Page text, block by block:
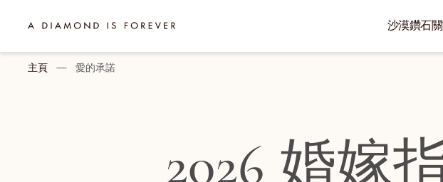
跳至內容
A Diamond is Forever - Traditional Chinese 沙漠鑽石
主頁 — 愛的承諾
2026 婚嫁